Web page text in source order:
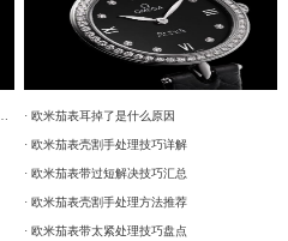
· 欧米茄表耳掉了是什么原因
· 欧米茄表壳割手处理技巧详解
· 欧米茄表带过短解决技巧汇总
· 欧米茄表壳割手处理方法推荐
· 欧米茄表带太紧处理技巧盘点